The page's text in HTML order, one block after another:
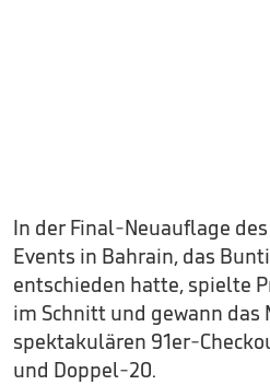
In der Final-Neuauflage
Events in Bahrain, das
entschieden hatte, spielte
im Schnitt und gewann das
spektakulären 91er-
und Doppel-20.